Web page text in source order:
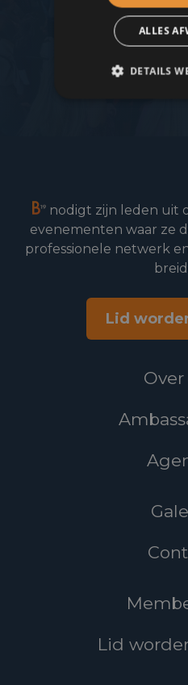
Lid
nodigt zijn leden uit
evenementen waar ze
professionele netwerk
Lid
Over
Lid
ALLES
DETAILS